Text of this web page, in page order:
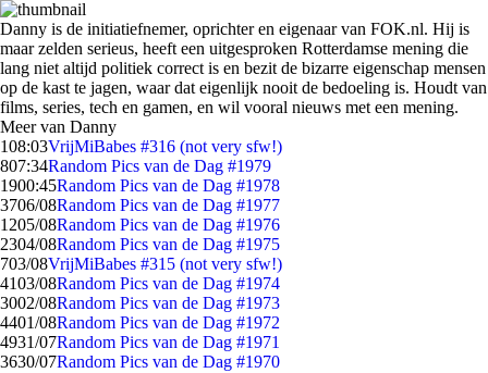
Danny is de initiatiefnemer, oprichter en eigenaar van FOK.nl. Hij is
maar zelden serieus, heeft een uitgesproken Rotterdamse mening die
lang niet altijd politiek correct is en bezit de bizarre eigenschap mensen
op de kast te jagen, waar dat eigenlijk nooit de bedoeling is. Houdt van
films, series, tech en gamen, en wil vooral nieuws met een mening.
Meer van Danny
108:03VrijMiBabes #316 (not very sfw!)
807:34Random Pics van de Dag #1979
1900:45Random Pics van de Dag #1978
3706/08Random Pics van de Dag #1977
1205/08Random Pics van de Dag #1976
2304/08Random Pics van de Dag #1975
703/08VrijMiBabes #315 (not very sfw!)
4103/08Random Pics van de Dag #1974
3002/08Random Pics van de Dag #1973
4401/08Random Pics van de Dag #1972
4931/07Random Pics van de Dag #1971
3630/07Random Pics van de Dag #1970